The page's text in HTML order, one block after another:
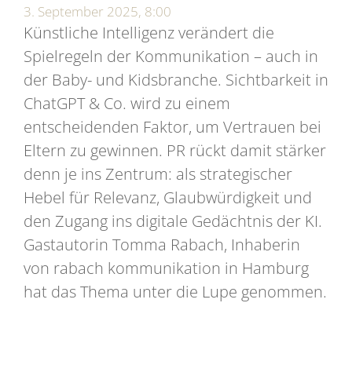
3. September 2025, 8:00
Künstliche Intelligenz verändert die
Spielregeln der Kommunikation – auch in
der Baby- und Kidsbranche. Sichtbarkeit in
ChatGPT & Co. wird zu einem
entscheidenden Faktor, um Vertrauen bei
Eltern zu gewinnen. PR rückt damit stärker
denn je ins Zentrum: als strategischer
Hebel für Relevanz, Glaubwürdigkeit und
den Zugang ins digitale Gedächtnis der KI.
Gastautorin Tomma Rabach, Inhaberin
von rabach kommunikation in Hamburg
hat das Thema unter die Lupe genommen.